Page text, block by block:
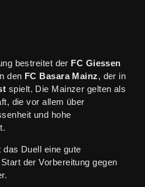
bestreitet der FC Giessen
den FC Basara Mainz, der in
spielt. Die Mainzer gelten als
die vor allem über
und hohe
das Duell eine gute
der Vorbereitung gegen